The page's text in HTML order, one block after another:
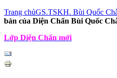
Trang chủGS.TSKH. Bùi Quốc
bản của Diện Chẩn Bùi Quốc
Lớp Diện Chẩn mới